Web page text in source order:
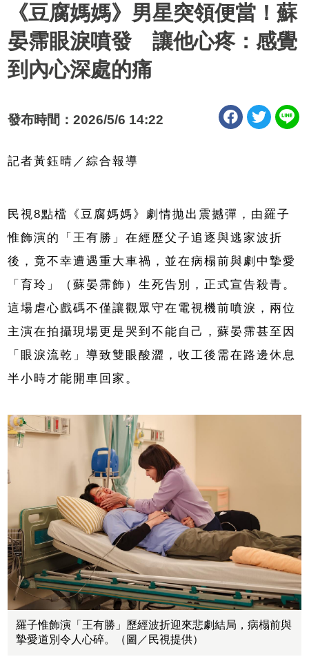
《豆腐媽媽》男星突領便當！蘇
晏霈眼淚噴發 讓他心疼：感覺
到內心深處的痛
發布時間：2026/5/6 14:22
記者黃鈺晴／綜合報導
民視8點檔《豆腐媽媽》劇情拋出震撼彈，由羅子
惟飾演的「王有勝」在經歷父子追逐與逃家波折
後，竟不幸遭遇重大車禍，並在病榻前與劇中摯愛
「育玲」（蘇晏霈飾）生死告別，正式宣告殺青。
這場虐心戲碼不僅讓觀眾守在電視機前噴淚，兩位
主演在拍攝現場更是哭到不能自己，蘇晏霈甚至因
「眼淚流乾」導致雙眼酸澀，收工後需在路邊休息
半小時才能開車回家。
羅子惟飾演「王有勝」歷經波折迎來悲劇結局，病榻前與
摯愛道別令人心碎。（圖／民視提供）